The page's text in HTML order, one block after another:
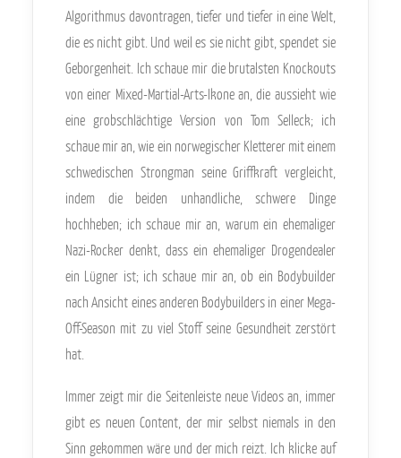
Algorithmus davontragen, tiefer und tiefer in eine Welt,
die es nicht gibt. Und weil es sie nicht gibt, spendet sie
Geborgenheit. Ich schaue mir die brutalsten Knockouts
von einer Mixed-Martial-Arts-Ikone an, die aussieht wie
eine grobschlächtige Version von Tom Selleck; ich
schaue mir an, wie ein norwegischer Kletterer mit einem
schwedischen Strongman seine Griffkraft vergleicht,
indem die beiden unhandliche, schwere Dinge
hochheben; ich schaue mir an, warum ein ehemaliger
Nazi-Rocker denkt, dass ein ehemaliger Drogendealer
ein Lügner ist; ich schaue mir an, ob ein Bodybuilder
nach Ansicht eines anderen Bodybuilders in einer Mega-
Off-Season mit zu viel Stoff seine Gesundheit zerstört
hat.
Immer zeigt mir die Seitenleiste neue Videos an, immer
gibt es neuen Content, der mir selbst niemals in den
Sinn gekommen wäre und der mich reizt. Ich klicke auf